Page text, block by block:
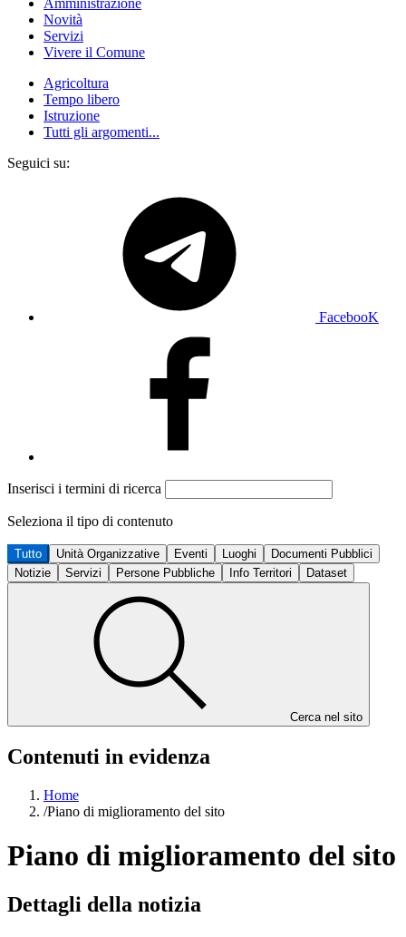
Amministrazione
Novità
Servizi
Vivere il Comune
Agricoltura
Tempo libero
Istruzione
Tutti gli argomenti...
Seguici su:
FacebooK
Inserisci i termini di ricerca
Seleziona il tipo di contenuto
Tutto Unità Organizzative Eventi Luoghi
Documenti Pubblici
Notizie
Servizi Persone Pubbliche Info Territori Dataset
Cerca nel sito
Contenuti in evidenza
Home
/Piano di miglioramento del sito
Piano di miglioramento del sito
Dettagli della notizia